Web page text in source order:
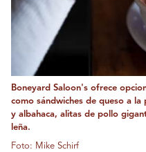
Boneyard Saloon's ofrece
como sándwiches de queso a
y albahaca, alitas de pollo
leña.
Foto: Mike Schirf